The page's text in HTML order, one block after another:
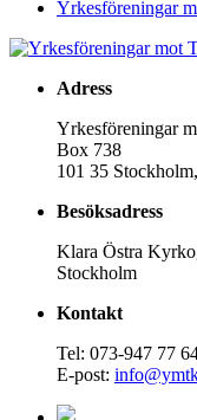
Yrkesföreningar
Adress
Yrkesföreningar
Box 738
101 35
Besöksadress
Klara Östra
Stockholm
Kontakt
Tel: 073-947 77
E-post: